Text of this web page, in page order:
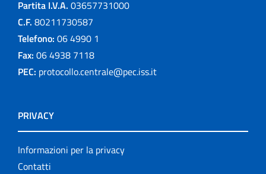
Partita I.V.A. 03657731000
C.F. 80211730587
Telefono: 06 4990 1
Fax: 06 4938 7118
PEC: protocollo.centrale@pec.iss.it
PRIVACY
Informazioni per la privacy
Contatti